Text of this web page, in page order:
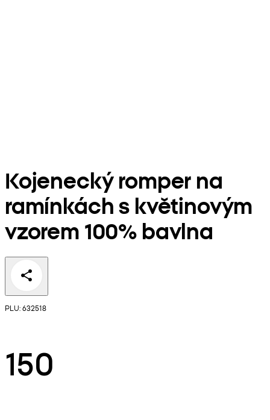
Kojenecký romper na
ramínkách s květinovým
vzorem 100% bavlna
PLU: 632518
150